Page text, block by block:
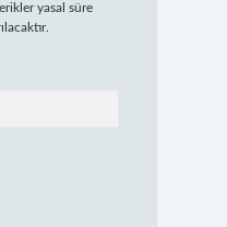
yasal süre